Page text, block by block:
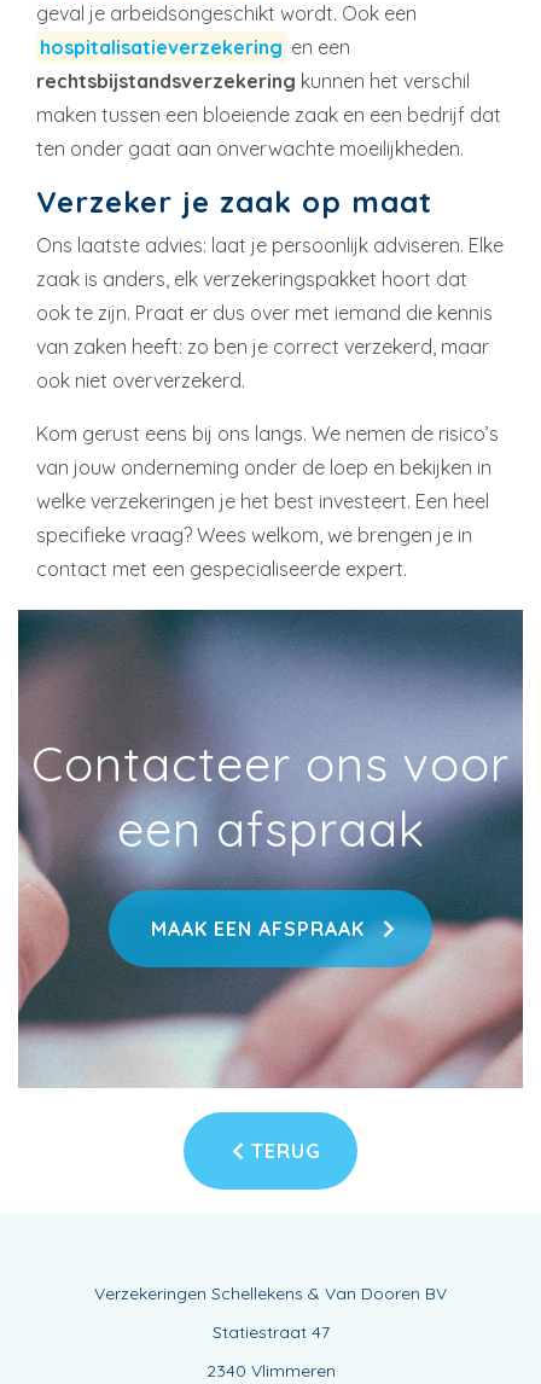
geval je arbeidsongeschikt wordt. Ook een
hospitalisatieverzekering en een
rechtsbijstandsverzekering kunnen het verschil
maken tussen een bloeiende zaak en een bedrijf dat
ten onder gaat aan onverwachte moeilijkheden.
Verzeker je zaak op maat
Ons laatste advies: laat je persoonlijk adviseren. Elke
zaak is anders, elk verzekeringspakket hoort dat
ook te zijn. Praat er dus over met iemand die kennis
van zaken heeft: zo ben je correct verzekerd, maar
ook niet oververzekerd.
Kom gerust eens bij ons langs. We nemen de risico’s
van jouw onderneming onder de loep en bekijken in
welke verzekeringen je het best investeert. Een heel
specifieke vraag? Wees welkom, we brengen je in
contact met een gespecialiseerde expert.
Contacteer ons voor
een afspraak
MAAK EEN AFSPRAAK
TERUG
Verzekeringen Schellekens & Van Dooren BV
Statiestraat 47
2340 Vlimmeren